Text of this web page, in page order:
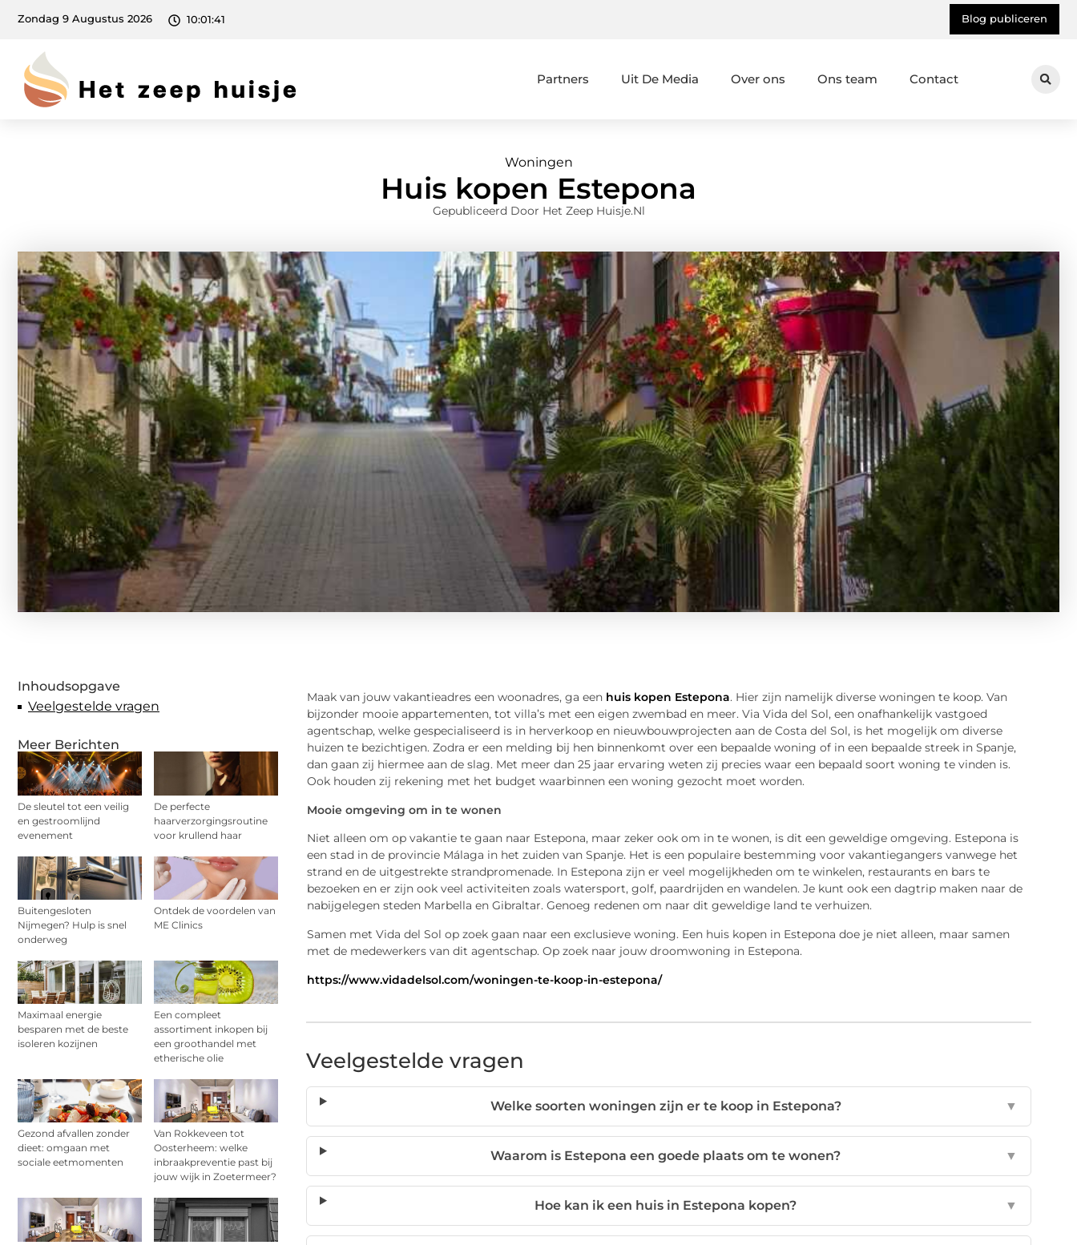
Zondag 9 Augustus 2026 10:01:43 Blog publiceren
Partners Uit De Media Over ons Ons team Contact
Woningen
Huis kopen Estepona
Gepubliceerd Door Het Zeep Huisje.nl
Inhoudsopgave
Veelgestelde vragen
Meer Berichten
De sleutel tot een veilig
en gestroomlijnd
evenement
De perfecte
haarverzorgingsroutine
voor krullend haar
Buitengesloten
Nijmegen? Hulp is snel
onderweg
Ontdek de voordelen van
ME Clinics
Maximaal energie
besparen met de beste
isoleren kozijnen
Een compleet
assortiment inkopen bij
een groothandel met
etherische olie
Gezond afvallen zonder
dieet: omgaan met
sociale eetmomenten
Van Rokkeveen tot
Oosterheem: welke
inbraakpreventie past bij
jouw wijk in Zoetermeer?
Maak van jouw vakantieadres een woonadres, ga een huis kopen Estepona. Hier zijn namelijk diverse woningen te koop. Van
bijzonder mooie appartementen, tot villa’s met een eigen zwembad en meer. Via Vida del Sol, een onafhankelijk vastgoed
agentschap, welke gespecialiseerd is in herverkoop en nieuwbouwprojecten aan de Costa del Sol, is het mogelijk om diverse
huizen te bezichtigen. Zodra er een melding bij hen binnenkomt over een bepaalde woning of in een bepaalde streek in Spanje,
dan gaan zij hiermee aan de slag. Met meer dan 25 jaar ervaring weten zij precies waar een bepaald soort woning te vinden is.
Ook houden zij rekening met het budget waarbinnen een woning gezocht moet worden.
Mooie omgeving om in te wonen
Niet alleen om op vakantie te gaan naar Estepona, maar zeker ook om in te wonen, is dit een geweldige omgeving. Estepona is
een stad in de provincie Málaga in het zuiden van Spanje. Het is een populaire bestemming voor vakantiegangers vanwege het
strand en de uitgestrekte strandpromenade. In Estepona zijn er veel mogelijkheden om te winkelen, restaurants en bars te
bezoeken en er zijn ook veel activiteiten zoals watersport, golf, paardrijden en wandelen. Je kunt ook een dagtrip maken naar de
nabijgelegen steden Marbella en Gibraltar. Genoeg redenen om naar dit geweldige land te verhuizen.
Samen met Vida del Sol op zoek gaan naar een exclusieve woning. Een huis kopen in Estepona doe je niet alleen, maar samen
met de medewerkers van dit agentschap. Op zoek naar jouw droomwoning in Estepona.
https://www.vidadelsol.com/woningen-te-koop-in-estepona/
Veelgestelde vragen
Welke soorten woningen zijn er te koop in Estepona? ▼
Waarom is Estepona een goede plaats om te wonen? ▼
Hoe kan ik een huis in Estepona kopen? ▼